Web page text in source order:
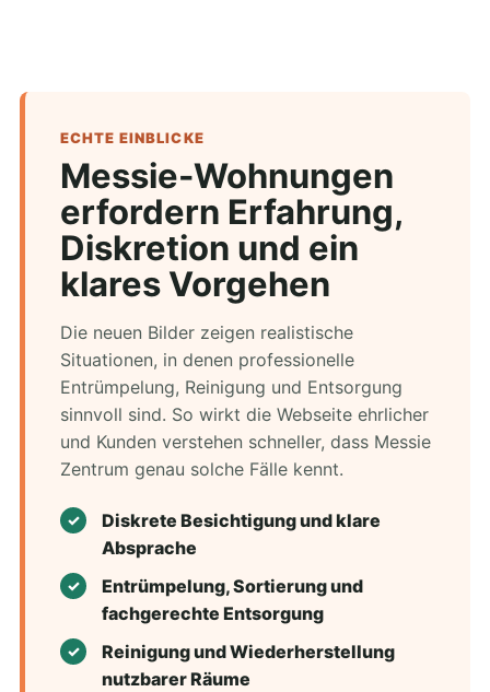
ECHTE EINBLICKE
Messie-Wohnungen
erfordern Erfahrung,
Diskretion und ein
klares Vorgehen
Die neuen Bilder zeigen realistische
Situationen, in denen professionelle
Entrümpelung, Reinigung und Entsorgung
sinnvoll sind. So wirkt die Webseite ehrlicher
und Kunden verstehen schneller, dass Messie
Zentrum genau solche Fälle kennt.
Diskrete Besichtigung und klare
Absprache
Entrümpelung, Sortierung und
fachgerechte Entsorgung
Reinigung und Wiederherstellung
nutzbarer Räume